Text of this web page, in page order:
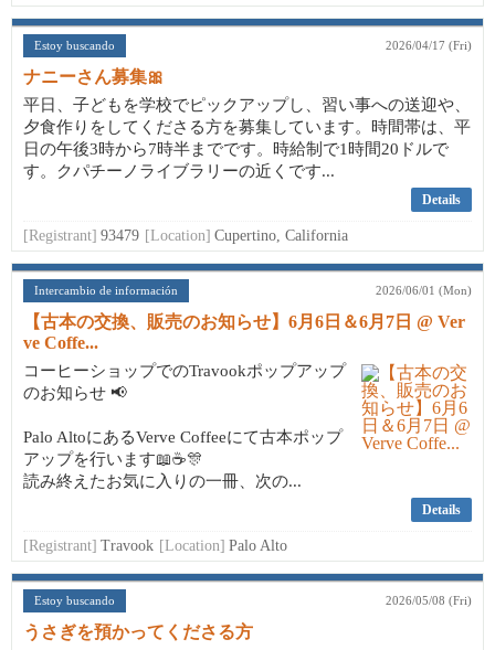
Estoy buscando 2026/04/17 (Fri)
ナニーさん募集🎀
平日、子どもを学校でピックアップし、習い事への送迎や、
夕食作りをしてくださる方を募集しています。時間帯は、平
日の午後3時から7時半までです。時給制で1時間20ドルで
す。クパチーノライブラリーの近くです...
Details
[Registrant] 93479 [Location] Cupertino, California
Intercambio de información 2026/06/01 (Mon)
【古本の交換、販売のお知らせ】6月6日＆6月7日 @ Ver
ve Coffe...
コーヒーショップでのTravookポップアップ
のお知らせ 📢
Palo AltoにあるVerve Coffeeにて古本ポップ
アップを行います📖☕🎊
読み終えたお気に入りの一冊、次の...
Details
[Registrant] Travook [Location] Palo Alto
Estoy buscando 2026/05/08 (Fri)
うさぎを預かってくださる方